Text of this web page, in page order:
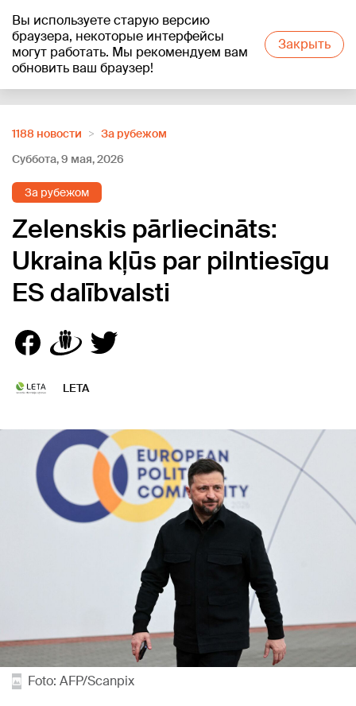
Вы используете старую версию
браузера, некоторые интерфейсы
могут работать. Мы рекомендуем вам
обновить ваш браузер!
Закрыть
+16°C
1188 новости
За рубежом
Суббота, 9 мая, 2026
За рубежом
Zelenskis pārliecināts:
Ukraina kļūs par pilntiesīgu
ES dalībvalsti
LETA
Foto: AFP/Scanpix